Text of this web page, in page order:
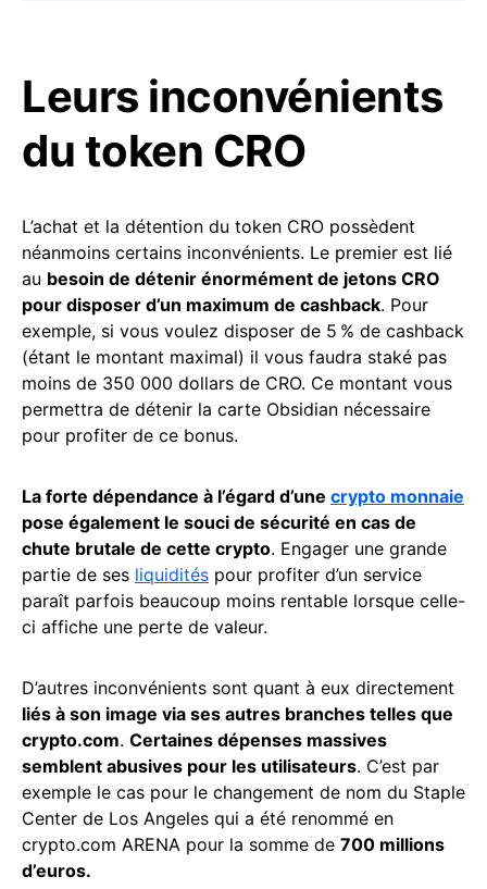
Leurs inconvénients
du token CRO
L’achat et la détention du token CRO possèdent
néanmoins certains inconvénients. Le premier est lié
au besoin de détenir énormément de jetons CRO
pour disposer d’un maximum de cashback. Pour
exemple, si vous voulez disposer de 5 % de cashback
(étant le montant maximal) il vous faudra staké pas
moins de 350 000 dollars de CRO. Ce montant vous
permettra de détenir la carte Obsidian nécessaire
pour profiter de ce bonus.
La forte dépendance à l’égard d’une crypto monnaie
pose également le souci de sécurité en cas de
chute brutale de cette crypto. Engager une grande
partie de ses liquidités pour profiter d’un service
paraît parfois beaucoup moins rentable lorsque celle-
ci affiche une perte de valeur.
D’autres inconvénients sont quant à eux directement
liés à son image via ses autres branches telles que
crypto.com. Certaines dépenses massives
semblent abusives pour les utilisateurs. C’est par
exemple le cas pour le changement de nom du Staple
Center de Los Angeles qui a été renommé en
crypto.com ARENA pour la somme de 700 millions
d’euros.